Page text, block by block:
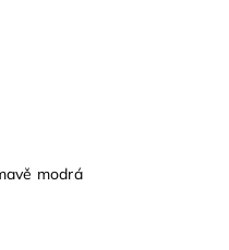
modrá